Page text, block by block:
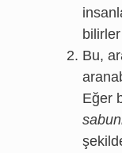
bilirler
Bu,
Eğer